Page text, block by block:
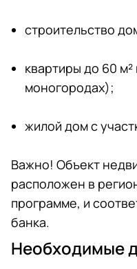
строительство
квартиры до 60
моногородах);
жилой дом с
Важно! Объект
расположен в
программе, и
банка.
Необходимые